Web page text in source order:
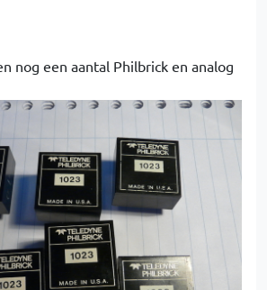
nog een aantal Philbrick en analog